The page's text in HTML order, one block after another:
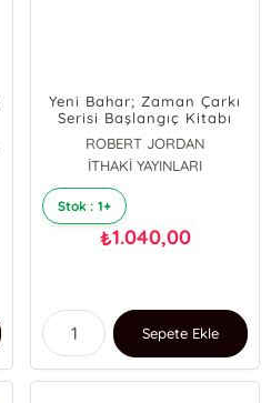
Yeni Bahar; Zaman Çarkı
Serisi Başlangıç Kitabı
ROBERT JORDAN
İTHAKİ YAYINLARI
Stok : 1+
₺1.040,00
Sepete Ekle